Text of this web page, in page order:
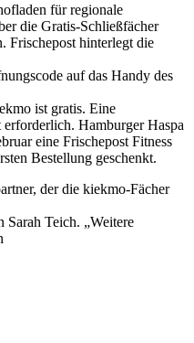
für regionale
die Gratis-Schließfächer
Frischepost hinterlegt die
auf das Handy des
ist gratis. Eine
Hamburger Haspa
eine Frischepost Fitness
Bestellung geschenkt.
der die kiekmo-Fächer
Sarah Teich. „Weitere